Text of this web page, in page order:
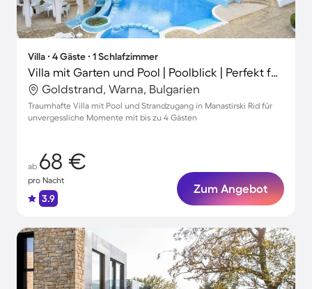
Villa ∙ 4 Gäste ∙ 1 Schlafzimmer
Villa mit Garten und Pool | Poolblick | Perfekt für die Arbeit von Zuhause
Goldstrand, Warna, Bulgarien
Traumhafte Villa mit Pool und Strandzugang in Manastirski Rid für
unvergessliche Momente mit bis zu 4 Gästen
ab 68 €
pro Nacht
3.9
Zum Angebot